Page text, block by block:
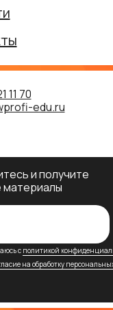
и получите
материалы
с политикой
на обработку
11 70
edu.ru